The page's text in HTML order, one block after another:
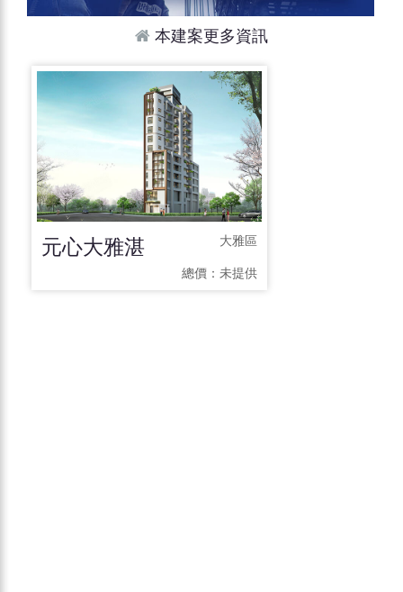
本建案更多資訊
元心大雅湛 大雅區
總價： 未提供